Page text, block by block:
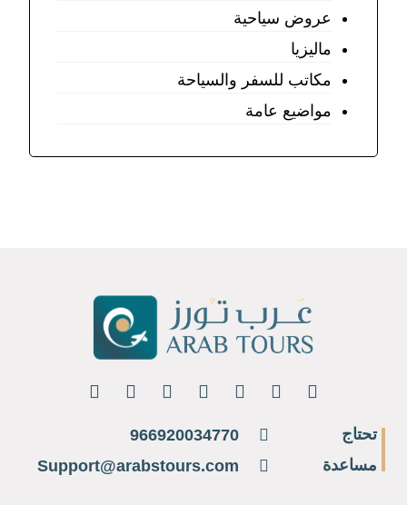
عروض سياحية
ماليزيا
مكاتب للسفر والسياحة
مواضيع عامة
تحتاج
مساعدة
966920034770
Support@arabstours.com